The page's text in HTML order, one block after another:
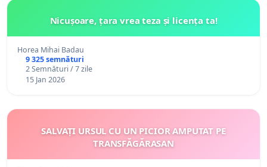
Nicușoare, țara vrea teza și licența ta!
Horea Mihai Badau
9 325 semnături
2 Semnături / 7 zile
15 Jan 2026
SALVAȚI URSUL CU UN PICIOR AMPUTAT PE
TRANSFĂGĂRASAN